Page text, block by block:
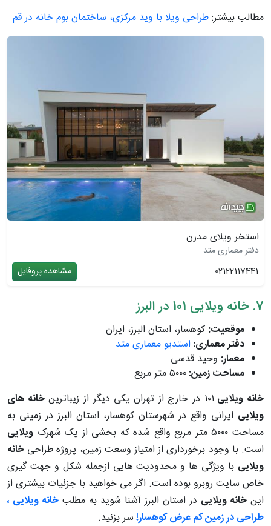
مطالب بیشتر:طراحی ویلا با وید مرکزی، ساختمان بوم خانه در قم
استخر ویلای مدرن
دفتر معماری متد
02122117441
مشاهده پروفایل
7. خانه ویلایی 101 در البرز
موقعیت: کوهسار، استان البرز، ایران
دفتر معماری: استدیو معماری متد
معمار: وحید قدسی
مساحت زمین:۵۰۰۰ متر مربع
خانه ویلایی ۱۰۱ در خارج از تهران یکی دیگر از زیباترین
خانه های
ویلایی ایرانی واقع در شهرستان کوهسار، استان البرز در زمینی به
مساحت ۵۰۰۰ متر مربع واقع شده که بخشی از یک شهرک
ویلایی
است. با وجود برخورداری از امتیاز وسعت زمین، پروژه طراحی خانه
ویلایی با ویژگی ها و محدودیت هایی ازجمله شکل و جهت گیری
خاص سایت روبرو بوده است. اگر می خواهید با جزئیات بیشتری از
این خانه ویلایی در استان البرز آشنا شوید به مطلب خانه ویلایی ،
طراحی در زمین کم عرض کوهسار!سر بزنید.